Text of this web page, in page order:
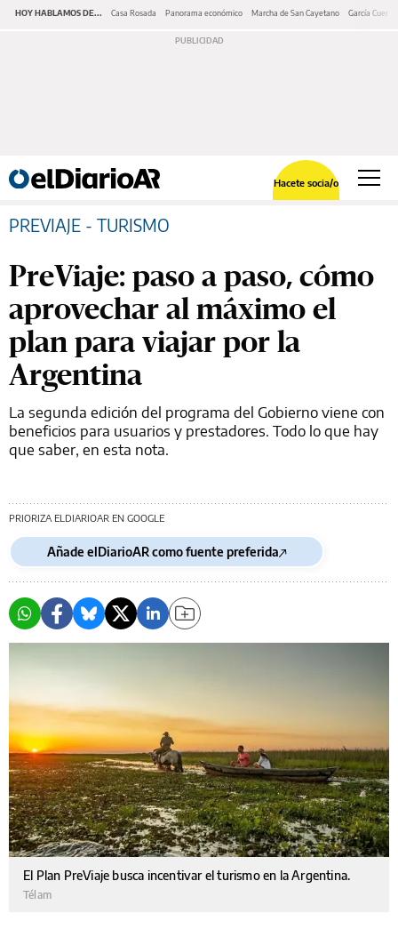
HOY HABLAMOS DE... Casa Rosada Panorama económico Marcha de San Cayetano García Cuerva
Hacete socia/o
PREVIAJE - TURISMO
PreViaje: paso a paso, cómo
aprovechar al máximo el
plan para viajar por la
Argentina
La segunda edición del programa del Gobierno viene con
beneficios para usuarios y prestadores. Todo lo que hay
que saber, en esta nota.
PRIORIZA ELDIARIOAR EN GOOGLE
Añade elDiarioAR como fuente preferida
El Plan PreViaje busca incentivar el turismo en la Argentina.
Télam